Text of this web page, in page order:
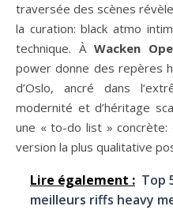
traversée des scènes
la curation: black atmo
technique. À Wacken
power donne des repères
d’Oslo, ancré dans
modernité et d’héritage
une « to-do list » concrète:
version la plus qualitative
Lire également : Top
meilleurs riffs heavy